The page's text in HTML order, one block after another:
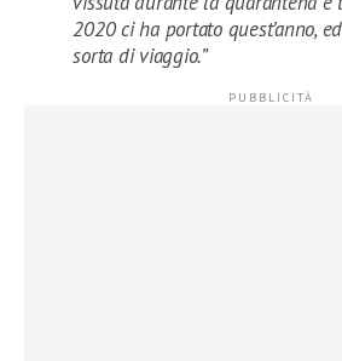
2020 ci ha portato quest’anno,
sorta di viaggio.”